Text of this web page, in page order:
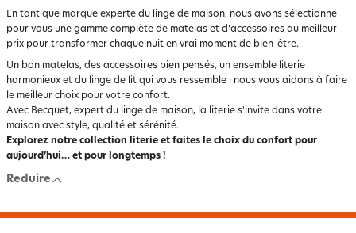
En tant que marque experte du linge de maison, nous avons sélectionné
pour vous une gamme complète de matelas et d’accessoires au meilleur
prix pour transformer chaque nuit en vrai moment de bien-être.
Un bon matelas, des accessoires bien pensés, un ensemble literie
harmonieux et du linge de lit qui vous ressemble : nous vous aidons à faire
le meilleur choix pour votre confort.
Avec Becquet, expert du linge de maison, la literie s'invite dans votre
maison avec style, qualité et sérénité.
Explorez notre collection literie et faites le choix du confort pour
aujourd’hui… et pour longtemps !
Reduire